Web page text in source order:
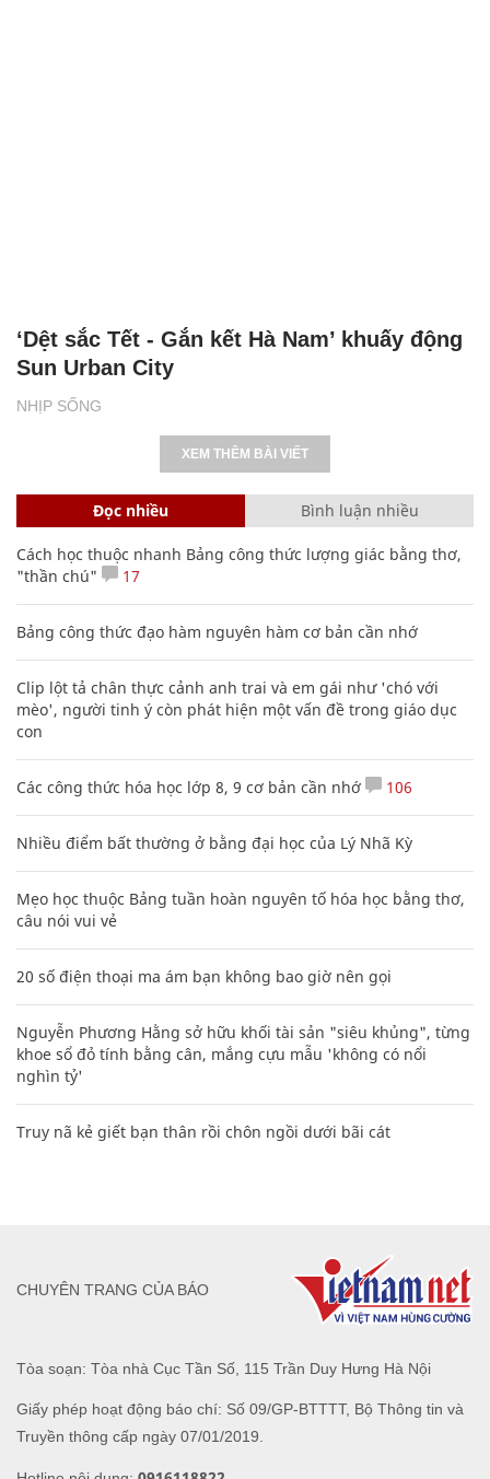
NHỊP SỐNG
‘Dệt sắc Tết - Gắn kết Hà Nam’ khuấy động
Sun Urban City
XEM THÊM BÀI VIẾT
Đọc nhiều Bình luận nhiều
Cách học thuộc nhanh Bảng công thức lượng giác bằng thơ,
"thần chú"
17
Bảng công thức đạo hàm nguyên hàm cơ bản cần nhớ
Clip lột tả chân thực cảnh anh trai và em gái như 'chó với
mèo', người tinh ý còn phát hiện một vấn đề trong giáo dục
con
Các công thức hóa học lớp 8, 9 cơ bản cần nhớ 106
Nhiều điểm bất thường ở bằng đại học của Lý Nhã Kỳ
Mẹo học thuộc Bảng tuần hoàn nguyên tố hóa học bằng thơ,
câu nói vui vẻ
20 số điện thoại ma ám bạn không bao giờ nên gọi
Nguyễn Phương Hằng sở hữu khối tài sản "siêu khủng", từng
khoe sổ đỏ tính bằng cân, mắng cựu mẫu 'không có nổi
nghìn tỷ'
Truy nã kẻ giết bạn thân rồi chôn ngồi dưới bãi cát
Tòa soạn: Tòa nhà Cục Tần Số, 115 Trần Duy Hưng Hà Nội
Giấy phép hoạt động báo chí: Số 09/GP-BTTTT, Bộ Thông tin và
Truyền thông cấp ngày 07/01/2019.
CHUYÊN TRANG CỦA BÁO